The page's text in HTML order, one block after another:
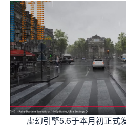
虚幻引擎5.6于本月初正式